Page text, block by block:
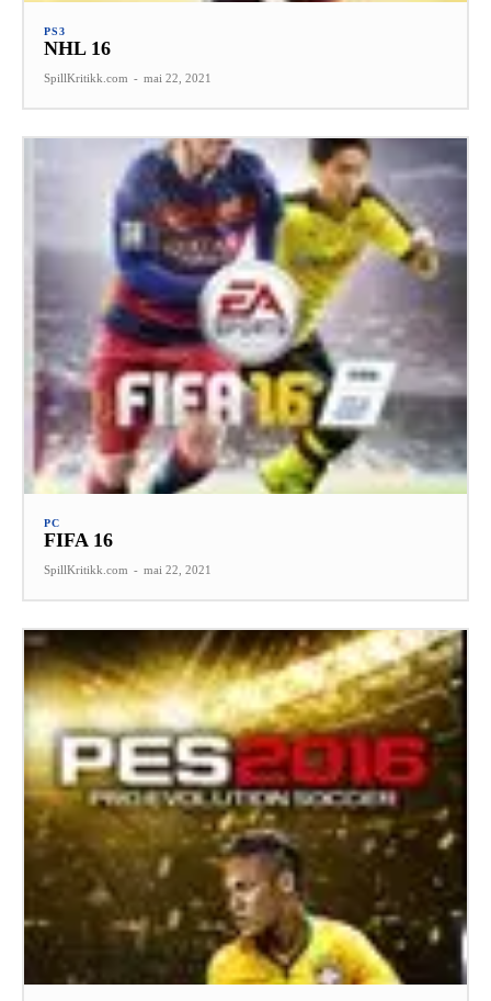
PS3
NHL 16
SpillKritikk.com - mai 22, 2021
PC
FIFA 16
SpillKritikk.com - mai 22, 2021